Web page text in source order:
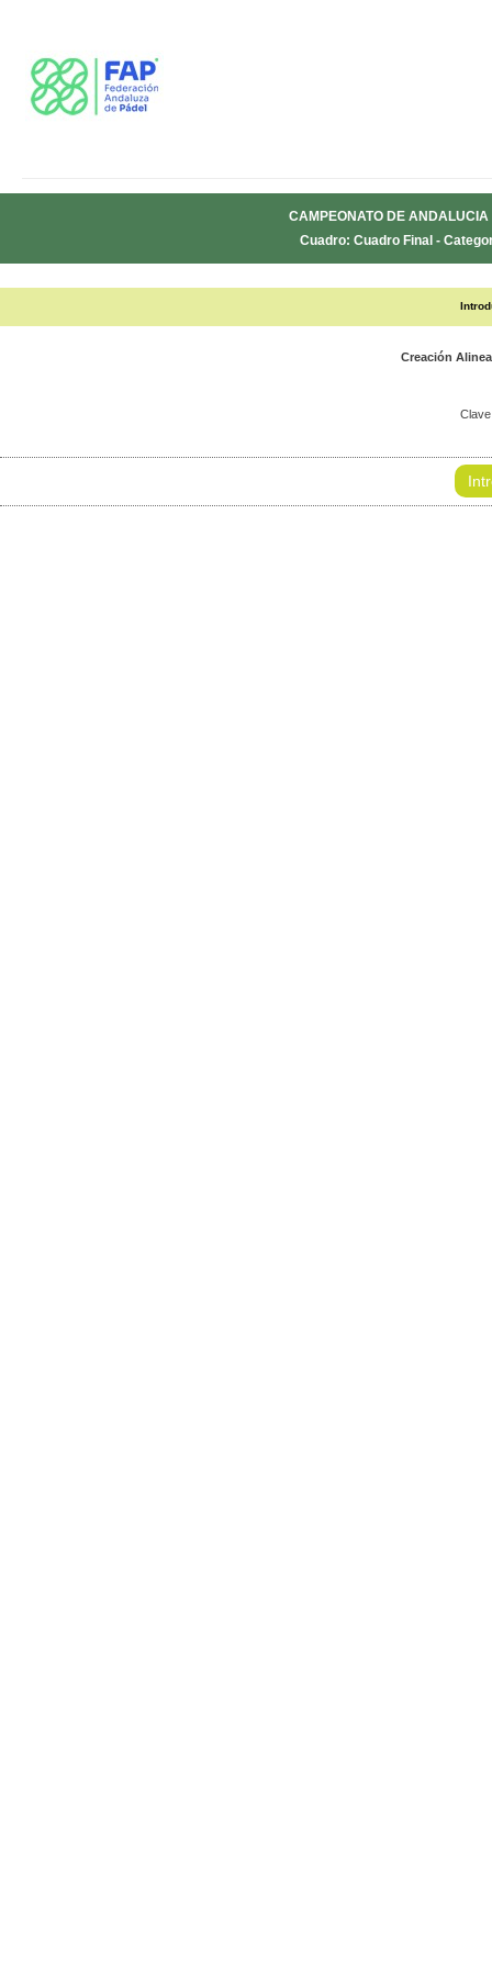
CAMPEONATO DE ANDALUCIA
Cuadro: Cuadro Final -
Creación